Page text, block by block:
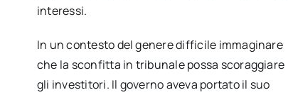
interessi.
In un contesto del genere difficile immaginare
che la sconfitta in tribunale possa scoraggiare
gli investitori. Il governo aveva portato il suo